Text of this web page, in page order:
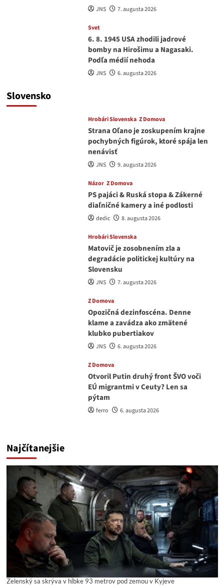
JNS 7. augusta 2026
Svet
6. 8. 1945 USA zhodili jadrové
bomby na Hirošimu a Nagasaki.
Podľa médií nehoda
JNS 6. augusta 2026
Slovensko
Hrobári Slovenska Z Domova
Strana Oľano je zoskupením krajne
pochybných figúrok, ktoré spája len
nenávisť
JNS 9. augusta 2026
Názor Z Domova
PS pajáci & Ruská stopa & Zákerné
diaľničné kamery a iné podlosti
dedic 8. augusta 2026
Hrobári Slovenska
Matovič je zosobnením zla a
degradácie politickej kultúry na
Slovensku
JNS 7. augusta 2026
Z Domova
Opozičná dezinfoscéna. Denne
klame a zavádza ako zmätené
klubko pubertiakov
JNS 6. augusta 2026
Z Domova
Otvoril Putin druhý front ŠVO voči
EÚ migrantmi v Ceuty? Len sa
pýtam
ferro 6. augusta 2026
Najčítanejšie
Zelenský sa skrýva v hĺbke 93 metrov pod zemou v Kyjeve